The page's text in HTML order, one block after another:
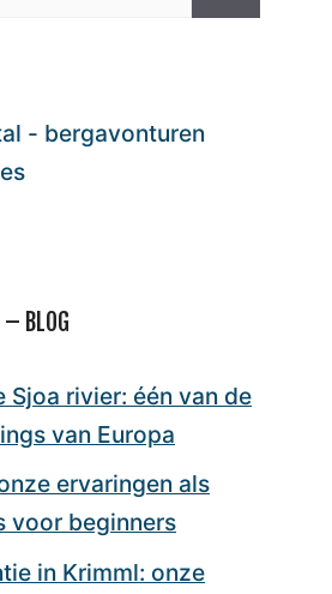
– BLOG
Sjoa rivier: één van de
van Europa
ervaringen als
voor beginners
in Krimml: onze